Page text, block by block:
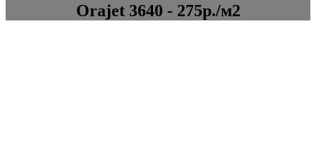
Orajet 3640 - 275р./м2